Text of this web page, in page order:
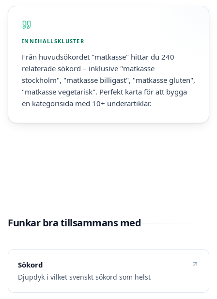
INNEHÅLLSKLUSTER
Från huvudsökordet "matkasse" hittar du 240
relaterade sökord – inklusive "matkasse
stockholm", "matkasse billigast", "matkasse gluten",
"matkasse vegetarisk". Perfekt karta för att bygga
en kategorisida med 10+ underartiklar.
Funkar bra tillsammans med
Sökord
Djupdyk i vilket svenskt sökord som helst